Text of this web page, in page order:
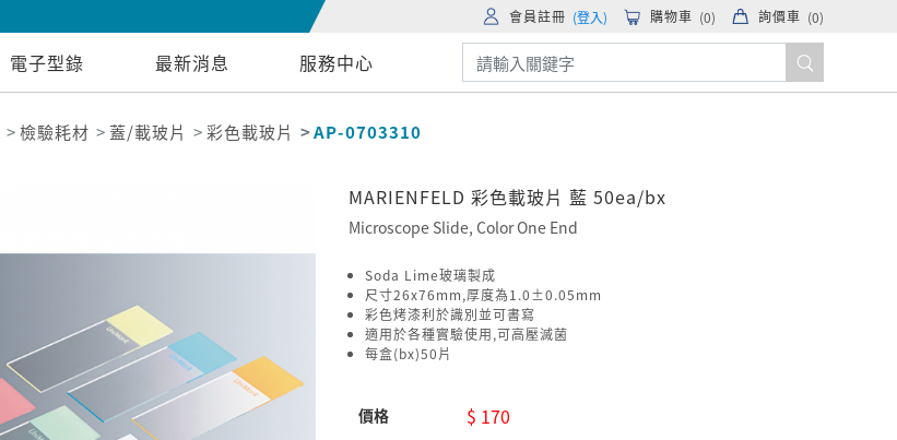
會員註冊 (登入) 購物車 (0) 詢價車 (0)
電子型錄 最新消息 服務中心
檢驗耗材 蓋/載玻片 彩色載玻片 AP-0703310
MARIENFELD 彩色載玻片 藍 50ea/bx
Microscope Slide, Color One End
Soda Lime玻璃製成
尺寸26x76mm,厚度為1.0±0.05mm
彩色烤漆利於識別並可書寫
適用於各種實驗使用,可高壓滅菌
每盒(bx)50片
價格 $ 170